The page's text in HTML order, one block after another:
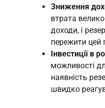
Зниження
втрата
доходи, і
пережити цей
Інвестиції в
можливості
наявність
швидко